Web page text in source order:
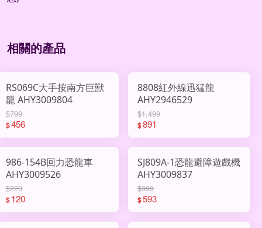
相關的產品
RS069C大手按南方巨獸
龍 AHY3009804
$799
$456
8808紅外線迅猛龍
AHY2946529
$1,499
$891
986-154B回力恐龍車
AHY3009526
$220
$120
SJ809A-1恐龍避障遊戲機
AHY3009837
$999
$593